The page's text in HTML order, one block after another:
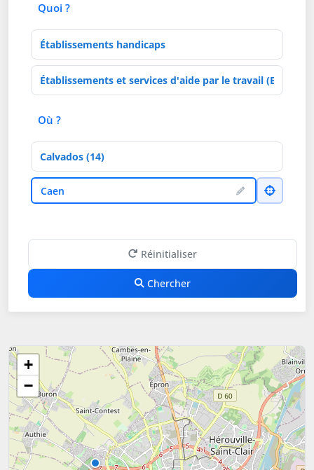
Quoi ?
Type d'établissement
Activités de soins
Où ?
Département
VilleCaen
Réinitialiser
Chercher
+
−